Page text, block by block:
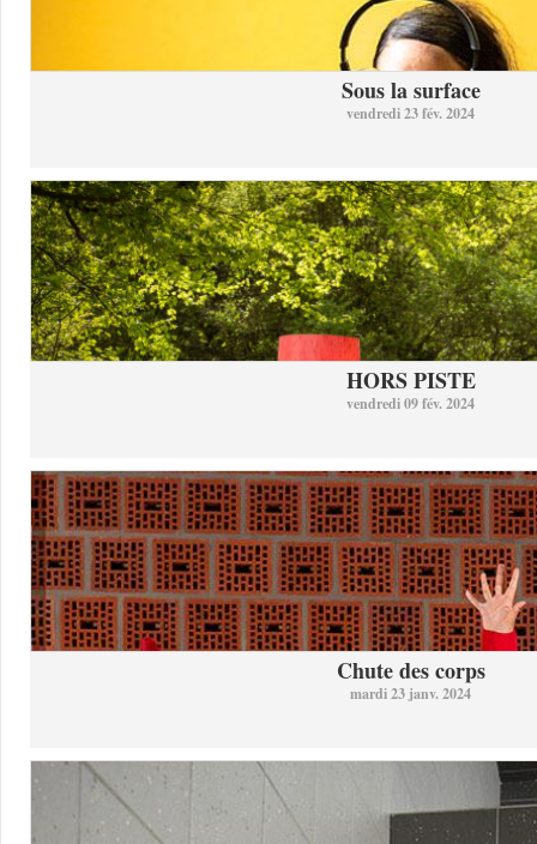
Sous la surface
vendredi 23 fév. 2024
HORS PISTE
vendredi 09 fév. 2024
Chute des corps
mardi 23 janv. 2024